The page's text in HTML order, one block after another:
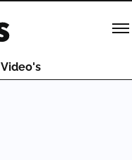
Video's